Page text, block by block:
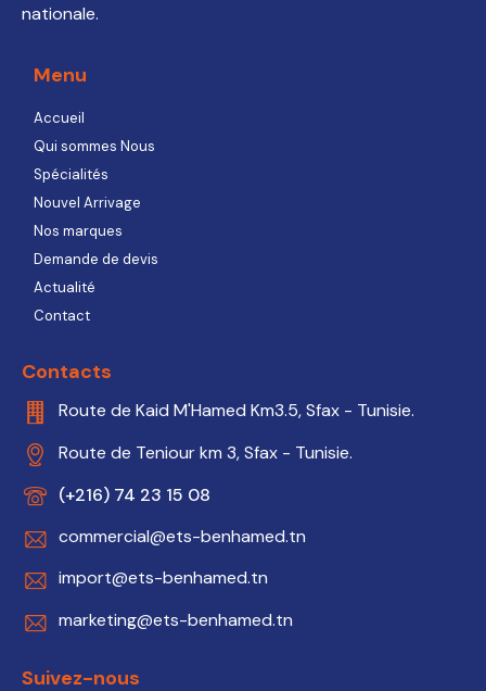
nationale.
Menu
Accueil
Qui sommes Nous
Spécialités
Nouvel Arrivage
Nos marques
Demande de devis
Actualité
Contact
Contacts
Route de Kaid M'Hamed Km3.5, Sfax - Tunisie.
Route de Teniour km 3, Sfax - Tunisie.
(+216) 74 23 15 08
commercial@ets-benhamed.tn
import@ets-benhamed.tn
marketing@ets-benhamed.tn
Suivez-nous